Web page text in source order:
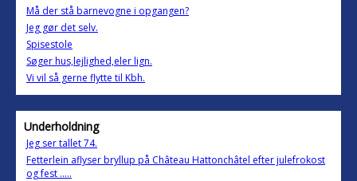
Må der stå barnevogne i opgangen?
Jeg gør det selv.
Spisestole
Søger hus,lejlighed,eler lign.
Vi vil så gerne flytte til Kbh.
Underholdning
Jeg ser tallet 74.
Fetterlein aflyser bryllup på Château Hattonchâtel efter julefrokost
og fest .....